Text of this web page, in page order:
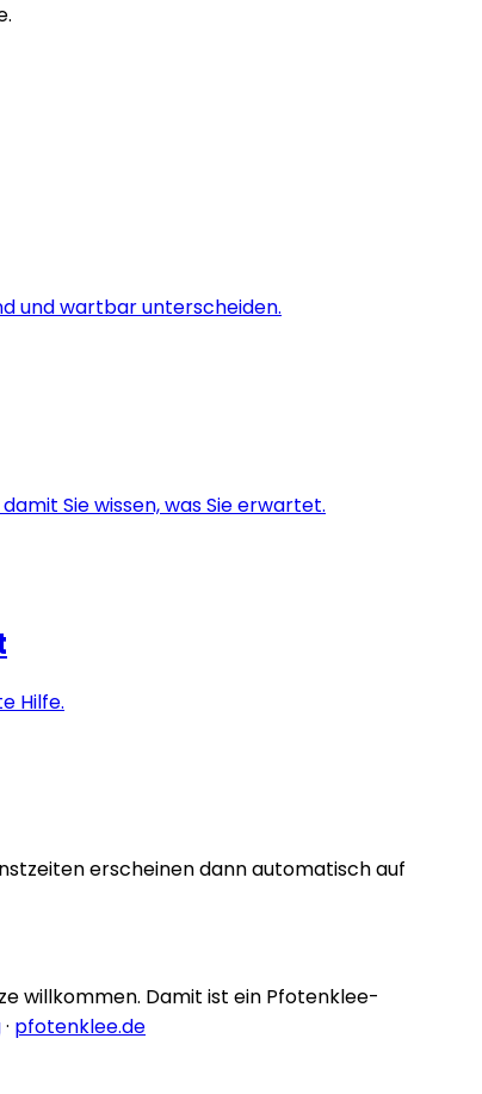
und wartbar unterscheiden.
Sie wissen, was Sie erwartet.
Hilfe.
erscheinen dann automatisch auf
willkommen. Damit ist ein Pfotenklee-
· pfotenklee.de